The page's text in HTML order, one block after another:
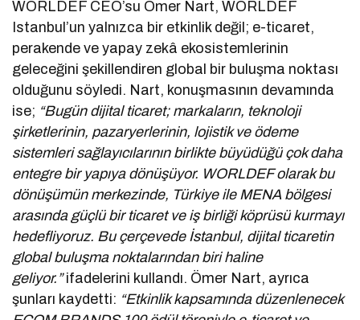
WORLDEF CEO’su Ömer Nart, WORLDEF
Istanbul’un yalnızca bir etkinlik değil; e-ticaret,
perakende ve yapay zekâ ekosistemlerinin
geleceğini şekillendiren global bir buluşma noktası
olduğunu söyledi. Nart, konuşmasının devamında
ise; “Bugün dijital ticaret; markaların, teknoloji
şirketlerinin, pazaryerlerinin, lojistik ve ödeme
sistemleri sağlayıcılarının birlikte büyüdüğü çok daha
entegre bir yapıya dönüşüyor. WORLDEF olarak bu
dönüşümün merkezinde, Türkiye ile MENA bölgesi
arasında güçlü bir ticaret ve iş birliği köprüsü kurmayı
hedefliyoruz. Bu çerçevede İstanbul, dijital ticaretin
global buluşma noktalarından biri haline
geliyor.”ifadelerini kullandı. Ömer Nart, ayrıca
şunları kaydetti: “Etkinlik kapsamında düzenlenecek